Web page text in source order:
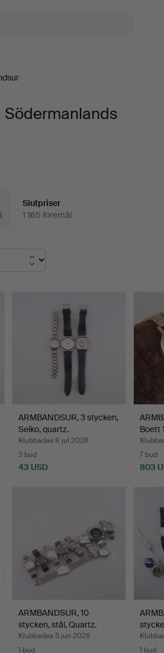
Slutpriser
1 165 föremål
ARMBANDSUR, 3 stycken,
Seiko, quartz.
Klubbades 8 jul 2026
3 bud
43 USD
Boett
7 bud
803
ARMBANDSUR, 10
stycken, stål, Quartz.
Klubbades 5 jun 2026
1 bud
1 bud